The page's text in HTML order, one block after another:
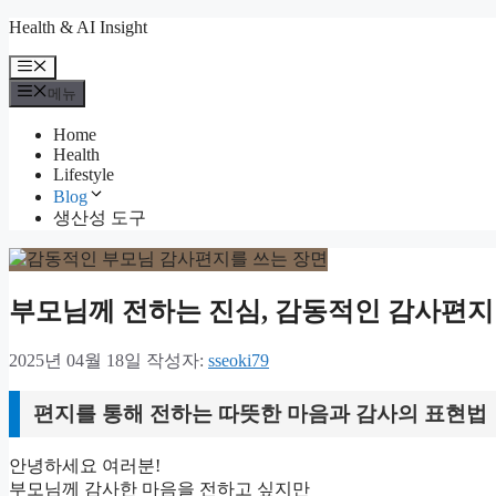
컨
츠
로
Health & AI Insight
메
뉴
메뉴
Home
Health
Lifestyle
Blog
생산성 도구
부모님께 전하는 진심, 감동적인 감사편
2025년 04월 18일 작성자: sseoki79
편지를 통해 전하는 따뜻한 마음과 감사의 표현법
안녕하세요 여러분!
부모님께 감사한 마음을 전하고 싶지만